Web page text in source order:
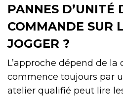
PANNES D’UNITÉ
COMMANDE SUR
JOGGER ?
L’approche dépend de la
commence toujours par
atelier qualifié peut lire